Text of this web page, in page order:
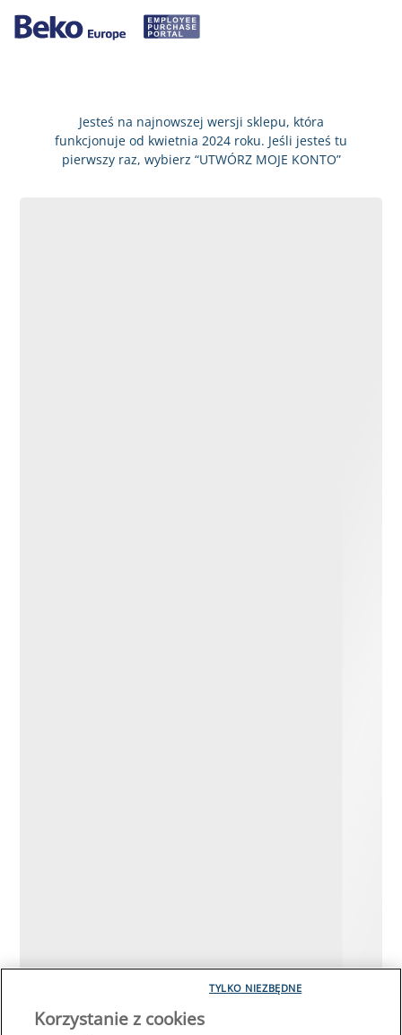
Jesteś na najnowszej wersji sklepu, która
funkcjonuje od kwietnia 2024 roku. Jeśli jesteś tu
pierwszy raz, wybierz “UTWÓRZ MOJE KONTO”
Korzystanie z cookies
TYLKO NIEZBĘDNE